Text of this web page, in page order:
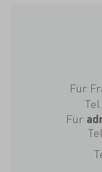
Für
Für